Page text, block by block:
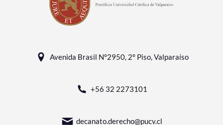
Avenida Brasil N°2950, 2° Piso, Valparaíso
+56 32 2273101
decanato.derecho@pucv.cl